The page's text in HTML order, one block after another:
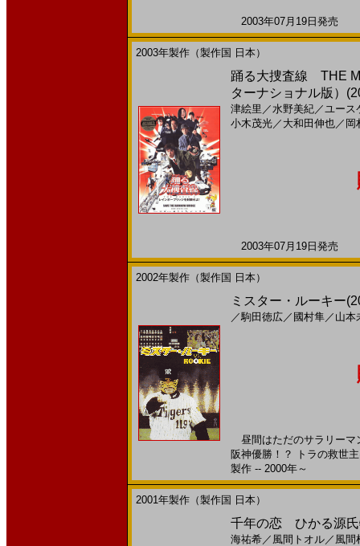
2003年07月19日発売
2003年製作（製作国 日本）
踊る大捜査線 THE
ターナショナル版）
津絵里 ／水野美紀／ユース
小木茂光／ 大和田伸也／ 岡
2003年07月19日発売
2002年製作（製作国 日本）
ミスター・ルーキー
／駒田徳広／ 國村隼／ 山本
昼間はただのサラリー
阪神優勝！？ トラの救世
製作 -- 2000年～
2001年製作（製作国 日本）
千年の恋 ひかる源氏
海祐希／ 風間トオル／ 風間